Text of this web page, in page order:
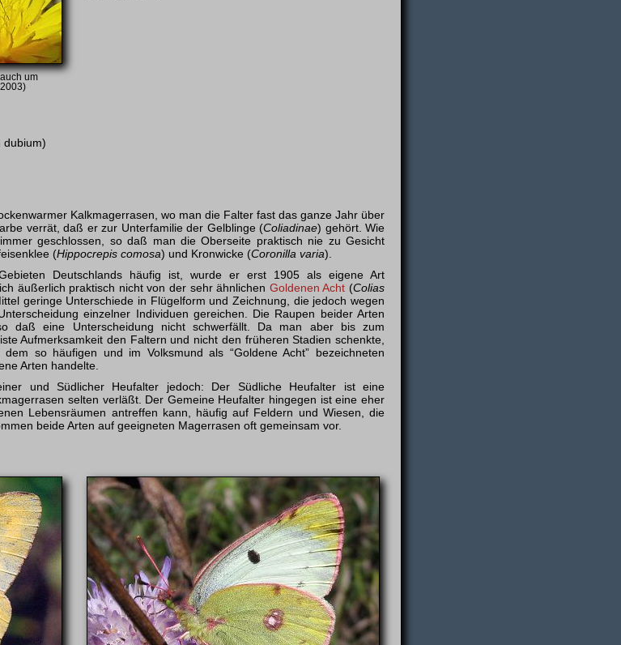
um
dubium)
Kalkmagerrasen, wo man die Falter fast das ganze Jahr über
verrät, daß er zur Unterfamilie der Gelblinge (Coliadinae) gehört. Wie
geschlossen, so daß man die Oberseite praktisch nie zu Gesicht
(Hippocrepis comosa) und Kronwicke (Coronilla varia).
Deutschlands häufig ist, wurde er erst 1905 als eigene Art
äußerlich praktisch nicht von der sehr ähnlichen Goldenen Acht (Colias
geringe Unterschiede in Flügelform und Zeichnung, die jedoch wegen
einzelner Individuen gereichen. Die Raupen beider Arten
daß eine Unterscheidung nicht schwerfällt. Da man aber bis zum
Aufmerksamkeit den Faltern und nicht den früheren Stadien schenkte,
so häufigen und im Volksmund als “Goldene Acht” bezeichneten
Arten handelte.
und Südlicher Heufalter jedoch: Der Südliche Heufalter ist eine
selten verläßt. Der Gemeine Heufalter hingegen ist eine eher
Lebensräumen antreffen kann, häufig auf Feldern und Wiesen, die
beide Arten auf geeigneten Magerrasen oft gemeinsam vor.